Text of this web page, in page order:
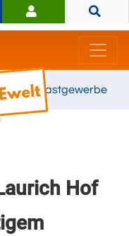
das Gastgewerbe
Hof